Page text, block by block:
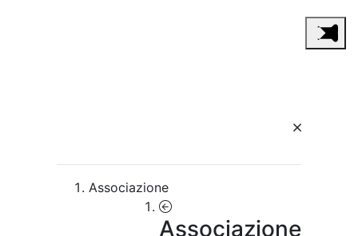
Associazione
Associazione